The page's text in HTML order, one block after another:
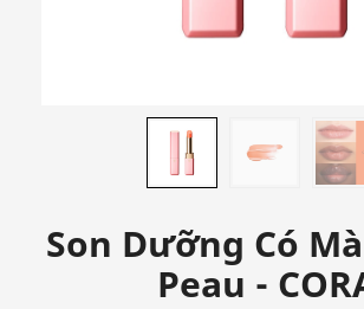
Son Dưỡng Có
Peau -